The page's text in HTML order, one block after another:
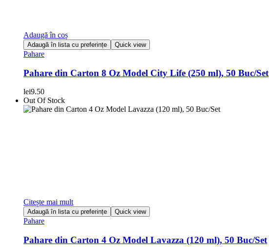
Adaugă în coș
Adaugă în lista cu preferințe Quick view
Pahare
Pahare din Carton 8 Oz Model City Life (250 ml), 50 Buc/Set
lei9.50
Out Of Stock
Citește mai mult
Adaugă în lista cu preferințe Quick view
Pahare
Pahare din Carton 4 Oz Model Lavazza (120 ml), 50 Buc/Set